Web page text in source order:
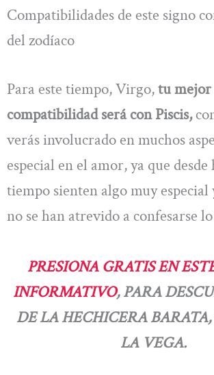
Compatibilidades de este signo
del zodíaco
Para este tiempo, Virgo,tu mejor
compatibilidad será con Piscis,
verás involucrado en muchos
especial en el amor, ya que
tiempo sienten algo muy
no se han atrevido a confesarse
PRESIONA GRATIS EN
INFORMATIVO, PARA
DE LA HECHICERA
LA VEGA.